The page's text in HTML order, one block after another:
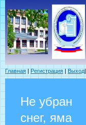
Главная | Регистрация | Выход|
Не убран
снег, яма